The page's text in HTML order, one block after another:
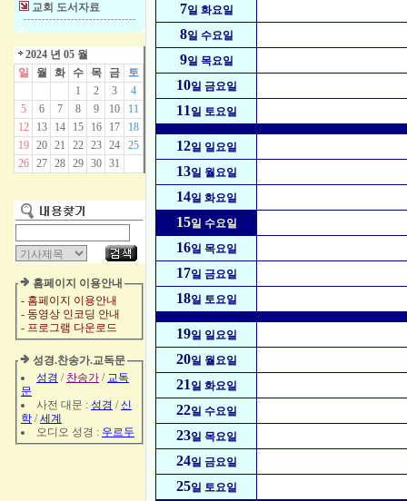
교회 도서자료
2024 년 05 월
일
월 화 수 목 금
토
1
2 3
4
5
6 7 8 9 10
11
12
13 14 15 16 17
18
19
20 21 22 23 24
25
26
27 28 29 30 31
홈페이지 이용안내
- 홈페이지 이용안내
- 동영상 인코딩 안내
- 프로그램 다운로드
성경.찬송가.교독문
성경 / 찬송가 / 교독
문
사전 대문 : 성경 /신
학 /세계
오디오 성경 : 우르두
7일 화요일
8일 수요일
9일 목요일
10일 금요일
11일 토요일
12일 일요일
13일 월요일
14일 화요일
15일 수요일
16일 목요일
17일 금요일
18일 토요일
19일 일요일
20일 월요일
21일 화요일
22일 수요일
23일 목요일
24일 금요일
25일 토요일